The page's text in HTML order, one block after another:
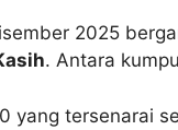
2025
. Antara
yang tersenarai